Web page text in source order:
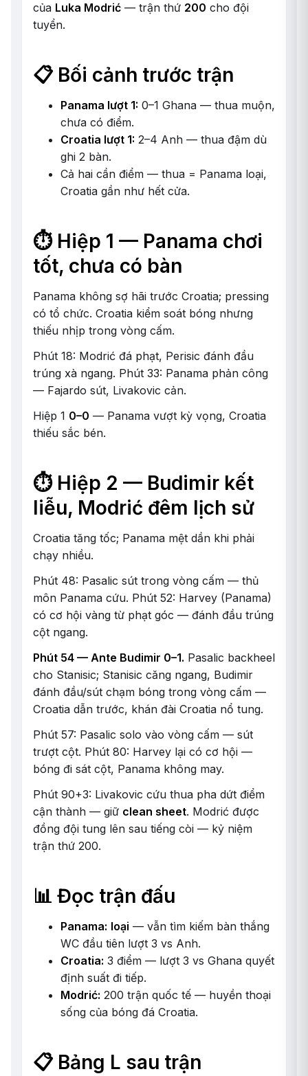
của Luka Modrić — trận thứ 200 cho đội
tuyển.
📋 Bối cảnh trước trận
Panama lượt 1: 0–1 Ghana — thua muộn,
chưa có điểm.
Croatia lượt 1: 2–4 Anh — thua đậm dù
ghi 2 bàn.
Cả hai cần điểm — thua = Panama loại,
Croatia gần như hết cửa.
⏱️ Hiệp 1 — Panama chơi
tốt, chưa có bàn
Panama không sợ hãi trước Croatia; pressing
có tổ chức. Croatia kiểm soát bóng nhưng
thiếu nhịp trong vòng cấm.
Phút 18: Modrić đá phạt, Perisic đánh đầu
trúng xà ngang. Phút 33: Panama phản công
— Fajardo sút, Livakovic cản.
Hiệp 1 0–0 — Panama vượt kỳ vọng, Croatia
thiếu sắc bén.
⏱️ Hiệp 2 — Budimir kết
liễu, Modrić đêm lịch sử
Croatia tăng tốc; Panama mệt dần khi phải
chạy nhiều.
Phút 48: Pasalic sút trong vòng cấm — thủ
môn Panama cứu. Phút 52: Harvey (Panama)
có cơ hội vàng từ phạt góc — đánh đầu trúng
cột ngang.
Phút 54 — Ante Budimir 0–1. Pasalic backheel
cho Stanisic; Stanisic căng ngang, Budimir
đánh đầu/sút chạm bóng trong vòng cấm —
Croatia dẫn trước, khán đài Croatia nổ tung.
Phút 57: Pasalic solo vào vòng cấm — sút
trượt cột. Phút 80: Harvey lại có cơ hội —
bóng đi sát cột, Panama không may.
Phút 90+3: Livakovic cứu thua pha dứt điểm
cận thành — giữ clean sheet. Modrić được
đồng đội tung lên sau tiếng còi — kỷ niệm
trận thứ 200.
📊 Đọc trận đấu
Panama: loại — vẫn tìm kiếm bàn thắng
WC đầu tiên lượt 3 vs Anh.
Croatia: 3 điểm — lượt 3 vs Ghana quyết
định suất đi tiếp.
Modrić: 200 trận quốc tế — huyền thoại
sống của bóng đá Croatia.
📋 Bảng L sau trận